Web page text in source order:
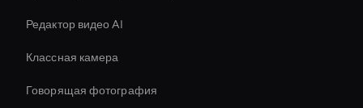
Редактор видео AI
Классная камера
Говорящая фотография